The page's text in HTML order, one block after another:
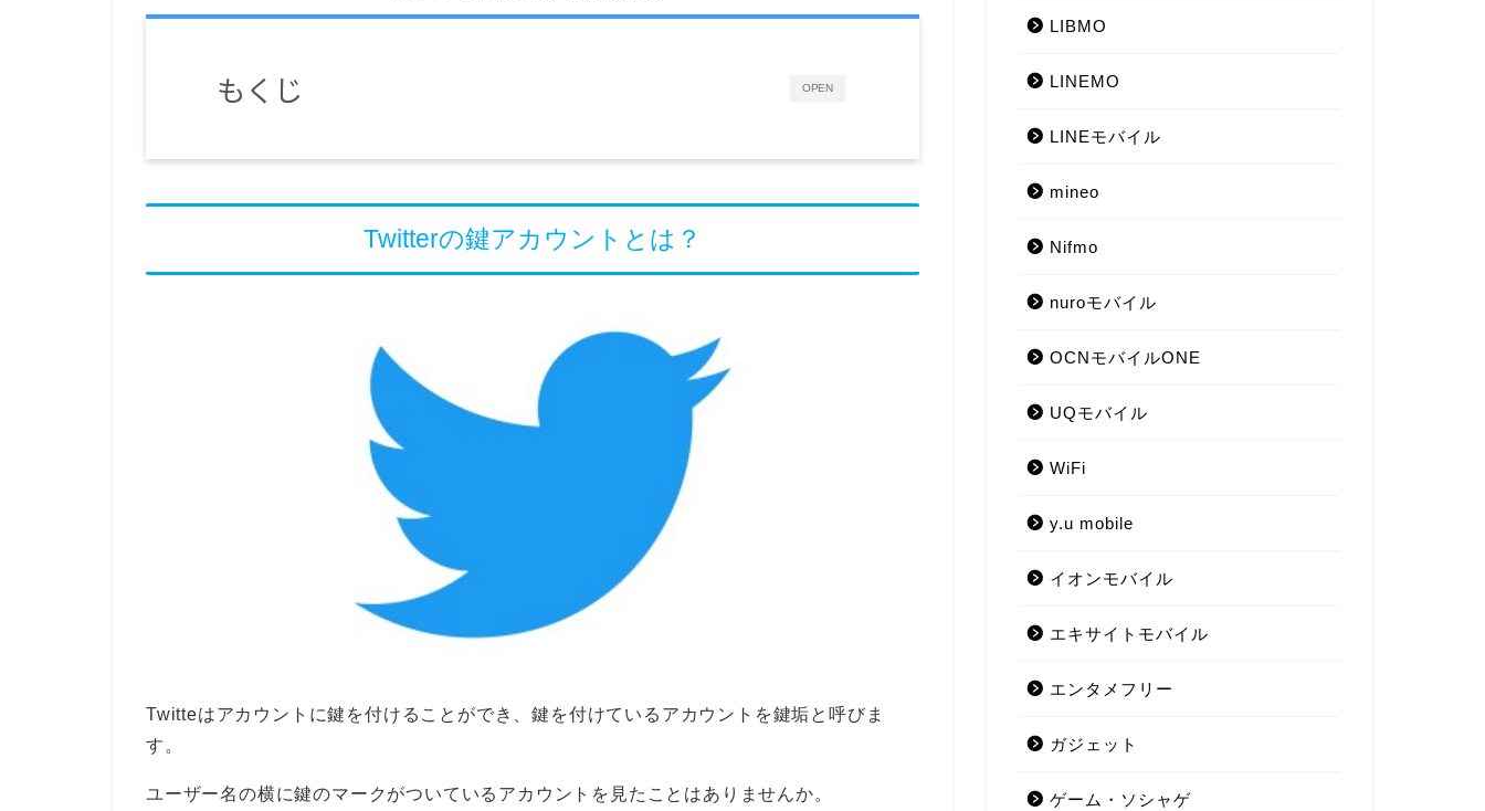
OPEN
もくじ
Twitterの鍵アカウントとは？
Twitteはアカウントに鍵を付けることができ、鍵を付けているアカウントを鍵垢と呼びま
す。
ユーザー名の横に鍵のマークがついているアカウントを見たことはありませんか。
LIBMO
LINEMO
LINEモバイル
mineo
Nifmo
nuroモバイル
OCNモバイルONE
UQモバイル
WiFi
y.u mobile
イオンモバイル
エキサイトモバイル
エンタメフリー
ガジェット
ゲーム・ソシャゲ